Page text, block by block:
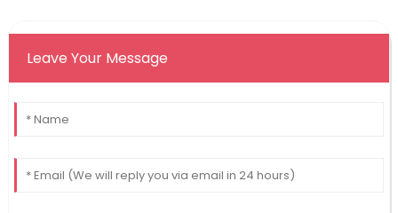
Leave Your Message